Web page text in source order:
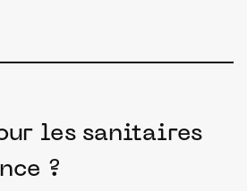
les sanitaires
?